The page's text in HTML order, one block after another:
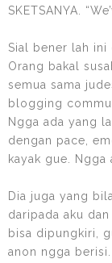
SKETSANYA.
Sial bener lah ini
Orang bakal
semua sama
blogging
Ngga ada yang
dengan pace,
kayak gue.
Dia juga yang
daripada aku
bisa dipungkiri,
anon ngga